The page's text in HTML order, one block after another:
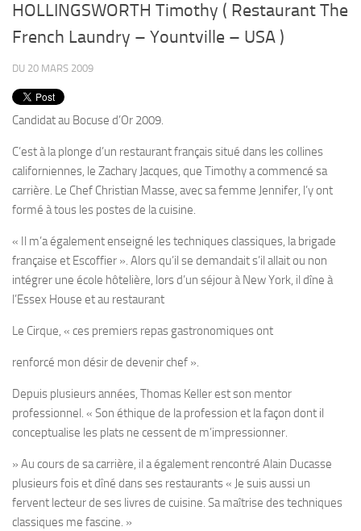
Plats
Desserts
HOLLINGSWORTH Timothy ( Restaurant The
French Laundry – Yountville – USA )
DU 20 MARS 2009
Candidat au Bocuse d’Or 2009.
C’est à la plonge d’un restaurant français situé dans les collines
californiennes, le Zachary Jacques, que Timothy a commencé sa
carrière. Le Chef Christian Masse, avec sa femme Jennifer, l’y ont
formé à tous les postes de la cuisine.
« Il m’a également enseigné les techniques classiques, la brigade
française et Escoffier ». Alors qu’il se demandait s’il allait ou non
intégrer une école hôtelière, lors d’un séjour à New York, il dîne à
l’Essex House et au restaurant
Le Cirque, « ces premiers repas gastronomiques ont
renforcé mon désir de devenir chef ».
Depuis plusieurs années, Thomas Keller est son mentor
professionnel. « Son éthique de la profession et la façon dont il
conceptualise les plats ne cessent de m’impressionner.
» Au cours de sa carrière, il a également rencontré Alain Ducasse
plusieurs fois et dîné dans ses restaurants « Je suis aussi un
fervent lecteur de ses livres de cuisine. Sa maîtrise des techniques
classiques me fascine. »